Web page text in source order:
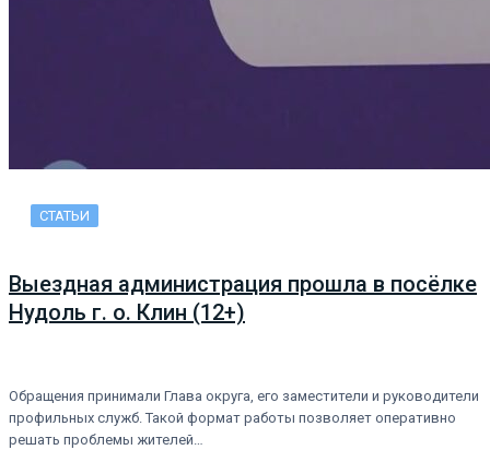
СТАТЬИ
Выездная администрация прошла в посёлке
Нудоль г. о. Клин (12+)
Обращения принимали Глава округа, его заместители и руководители
профильных служб. Такой формат работы позволяет оперативно
решать проблемы жителей…